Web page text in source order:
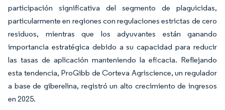
participación significativa del segmento de plaguicidas,
particularmente en regiones con regulaciones estrictas de cero
residuos, mientras que los adyuvantes están ganando
importancia estratégica debido a su capacidad para reducir
las tasas de aplicación manteniendo la eficacia. Reflejando
esta tendencia, ProGibb de Corteva Agriscience, un regulador
a base de giberelina, registró un alto crecimiento de ingresos
en 2025.